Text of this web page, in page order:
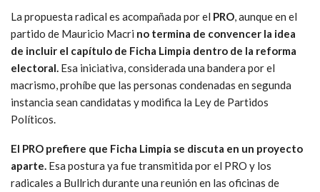
La propuesta radical es acompañada por el PRO, aunque en el
partido de Mauricio Macri no termina de convencer la idea
de incluir el capítulo de Ficha Limpia dentro de la reforma
electoral. Esa iniciativa, considerada una bandera por el
macrismo, prohíbe que las personas condenadas en segunda
instancia sean candidatas y modifica la Ley de Partidos
Políticos.
El PRO prefiere que Ficha Limpia se discuta en un proyecto
aparte. Esa postura ya fue transmitida por el PRO y los
radicales a Bullrich durante una reunión en las oficinas de